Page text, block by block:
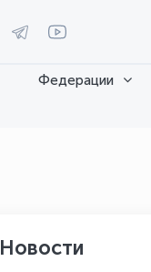
Федерации
Новости